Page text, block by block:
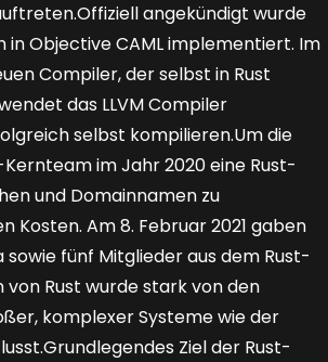
angekündigt wurde
in Objective CAML implementiert. Im
Compiler, der selbst in Rust
das LLVM Compiler
selbst kompilieren.Um die
im Jahr 2020 eine Rust-
und Domainnamen zu
Am 8. Februar 2021 gaben
sowie fünf Mitglieder aus dem Rust-
von Rust wurde stark von den
komplexer Systeme wie der
Ziel der Rust-